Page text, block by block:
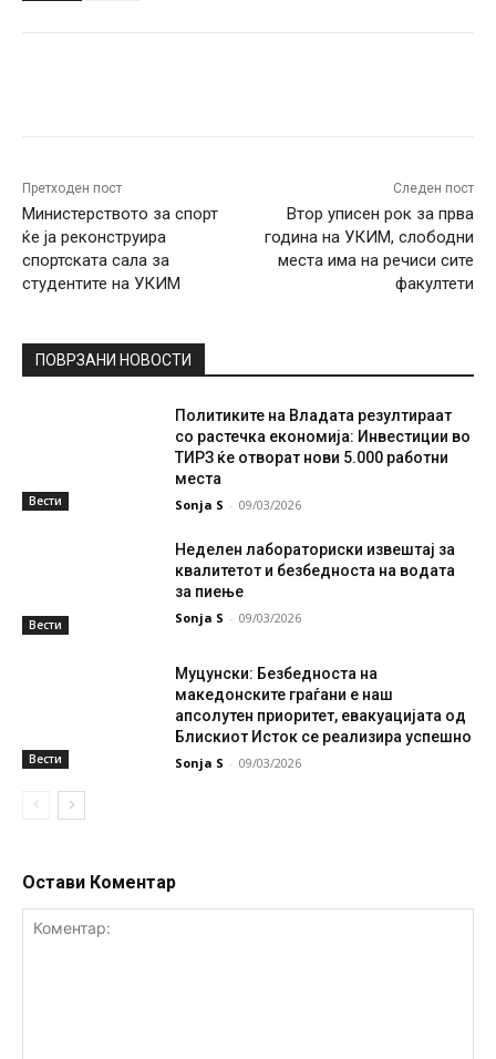
Претходен пост
Министерството за спорт
ќе ја реконструира
спортската сала за
студентите на УКИМ
Следен пост
Втор уписен рок за прва
година на УКИМ, слободни
места има на речиси сите
факултети
ПОВРЗАНИ НОВОСТИ
Вести
Политиките на Владата резултираат
со растечка економија: Инвестиции во
ТИРЗ ќе отворат нови 5.000 работни
места
Sonja S - 09/03/2026
Вести
Неделен лабораториски извештај за
квалитетот и безбедноста на водата
за пиење
Sonja S - 09/03/2026
Вести
Муцунски: Безбедноста на
македонските граѓани е наш
апсолутен приоритет, евакуацијата од
Блискиот Исток се реализира успешно
Sonja S - 09/03/2026
Остави Коментар